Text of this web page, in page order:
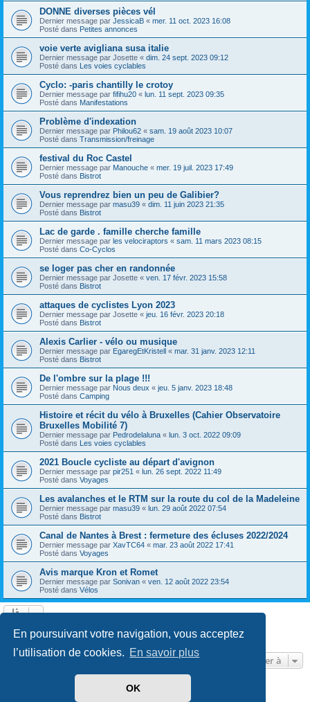
En poursuivant votre navigation, vous acceptez
l’utilisation de cookies. En savoir plus
OK
DONNE diverses pièces vél
Dernier message par JessicaB « mer. 11 oct. 2023 16:08
Posté dans Petites annonces
voie verte avigliana susa italie
Dernier message par Josette « dim. 24 sept. 2023 09:12
Posté dans Les voies cyclables
Cyclo: -paris chantilly le crotoy
Dernier message par fifihu20 « lun. 11 sept. 2023 09:35
Posté dans Manifestations
Problème d'indexation
Dernier message par Philou62 « sam. 19 août 2023 10:07
Posté dans Transmission/freinage
festival du Roc Castel
Dernier message par Manouche « mer. 19 juil. 2023 17:49
Posté dans Bistrot
Vous reprendrez bien un peu de Galibier?
Dernier message par masu39 « dim. 11 juin 2023 21:35
Posté dans Bistrot
Lac de garde . famille cherche famille
Dernier message par les velociraptors « sam. 11 mars 2023 08:15
Posté dans Co-Cyclos
se loger pas cher en randonnée
Dernier message par Josette « ven. 17 févr. 2023 15:58
Posté dans Bistrot
attaques de cyclistes Lyon 2023
Dernier message par Josette « jeu. 16 févr. 2023 20:18
Posté dans Bistrot
Alexis Carlier - vélo ou musique
Dernier message par EgaregEtKristell « mar. 31 janv. 2023 12:11
Posté dans Bistrot
De l'ombre sur la plage !!!
Dernier message par Nous deux « jeu. 5 janv. 2023 18:48
Posté dans Camping
Histoire et récit du vélo à Bruxelles (Cahier Observatoire
Bruxelles Mobilité 7)
Dernier message par Pedrodelaluna « lun. 3 oct. 2022 09:09
Posté dans Les voies cyclables
2021 Boucle cycliste au départ d'avignon
Dernier message par pir251 « lun. 26 sept. 2022 11:49
Posté dans Voyages
Les avalanches et le RTM sur la route du col de la Madeleine
Dernier message par masu39 « lun. 29 août 2022 07:54
Posté dans Bistrot
Canal de Nantes à Brest : fermeture des écluses 2022/2024
Dernier message par XavTC64 « mar. 23 août 2022 17:41
Posté dans Voyages
Avis marque Kron et Romet
Dernier message par Sonivan « ven. 12 août 2022 23:54
Posté dans Vélos
602 résultats trouvés Page1sur13
1 2 3 4 5 … 13
Aller à
phpBB ® Forum Software © phpBB Limited
phpBB-fr.com